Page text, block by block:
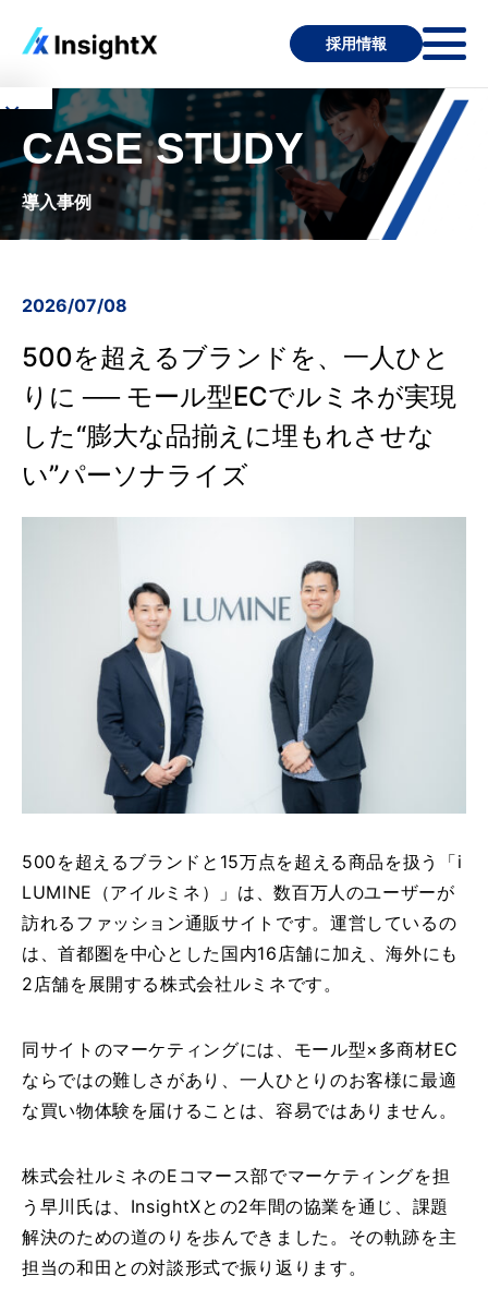
採用情報
×
サ
ー
ビ
い
て
InsightX
の
る
ご
質
問
私
ち
に
つ
て
会
社
CASE STUDY
導入事例
2026/07/08
500を超えるブランドを、一人ひと
りに ── モール型ECでルミネが実現
した“膨大な品揃えに埋もれさせな
い”パーソナライズ
500を超えるブランドと15万点を超える商品を扱う「i
LUMINE（アイルミネ）」は、数百万人のユーザーが
訪れるファッション通販サイトです。運営しているの
は、首都圏を中心とした国内16店舗に加え、海外にも
2店舗を展開する株式会社ルミネです。
同サイトのマーケティングには、モール型×多商材EC
ならではの難しさがあり、一人ひとりのお客様に最適
な買い物体験を届けることは、容易ではありません。
株式会社ルミネのEコマース部でマーケティングを担
う早川氏は、InsightXとの2年間の協業を通じ、課題
解決のための道のりを歩んできました。その軌跡を主
担当の和田との対談形式で振り返ります。